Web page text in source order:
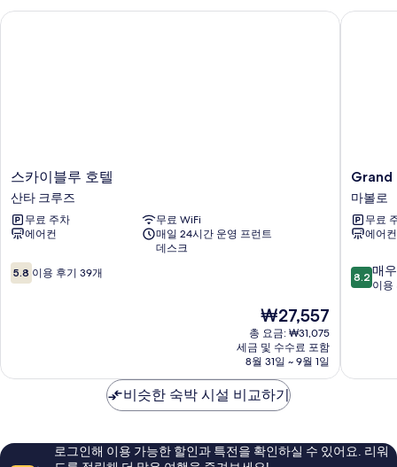
스
히
스
카
이
블
루
텔
산
스카이블루 호텔
산타 크루즈
무료 주차
무료 WiFi
에어컨
매일 24시간 운영 프런트
데스크
10
점
이
39
5.8 이용 후기 39개
현
재
요
금
₩27,557
₩27,557
총 요금: ₩31,075
세금 및 수수료 포함
8월 31일 ~ 9월 1일
스카이블루 호텔
Grand
Emilia
Hotel
마
볼
Grand
마볼로
무료
에어컨
10
점
매
요,
이
8.2 매
이용
Grand
비슷한 숙박 시설 비교하기
로그인해 이용 가능한 할인과 특전을 확인하실 수 있어요. 리워